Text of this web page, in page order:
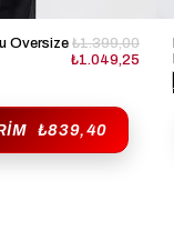
Oversize
₺1.049,25
₺1.399,00
₺839,40